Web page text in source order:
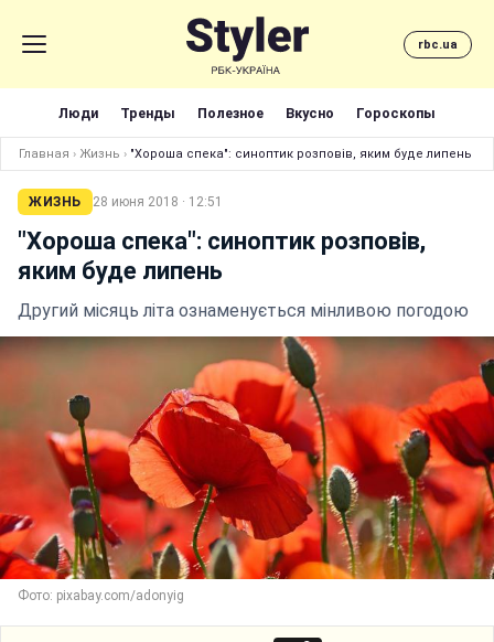
rbc.ua
Люди Тренды Полезное Вкусно Гороскопы
Главная › Жизнь › "Хороша спека": синоптик розповів, яким буде липень
ЖИЗНЬ 28 июня 2018 · 12:51
"Хороша спека": синоптик розповів,
яким буде липень
Другий місяць літа ознаменується мінливою погодою
Фото: pixabay.com/adonyig